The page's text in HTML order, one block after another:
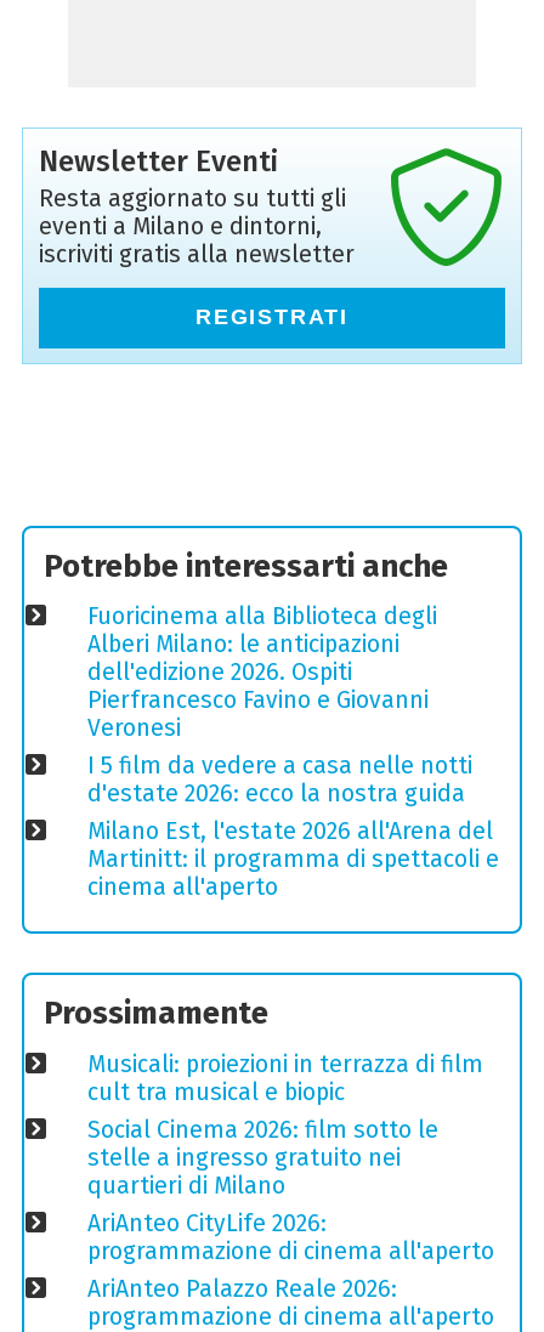
Newsletter Eventi
Resta aggiornato su tutti gli
eventi a Milano e dintorni,
iscriviti gratis alla newsletter
REGISTRATI
Potrebbe interessarti anche
Fuoricinema alla Biblioteca degli
Alberi Milano: le anticipazioni
dell'edizione 2026. Ospiti
Pierfrancesco Favino e Giovanni
Veronesi
I 5 film da vedere a casa nelle notti
d'estate 2026: ecco la nostra guida
Milano Est, l'estate 2026 all'Arena del
Martinitt: il programma di spettacoli e
cinema all'aperto
Prossimamente
Musicali: proiezioni in terrazza di film
cult tra musical e biopic
Social Cinema 2026: film sotto le
stelle a ingresso gratuito nei
quartieri di Milano
AriAnteo CityLife 2026:
programmazione di cinema all'aperto
AriAnteo Palazzo Reale 2026:
programmazione di cinema all'aperto